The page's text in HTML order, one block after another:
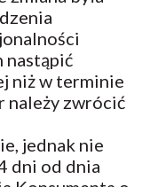
nastąpić
niż w terminie
należy zwrócić
jednak nie
dni od dnia